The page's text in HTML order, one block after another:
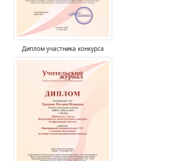
Диплом участника конкурса